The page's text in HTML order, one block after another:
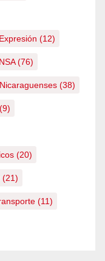
(12)
(76)
Nicaraguenses (38)
(9)
(20)
(21)
(11)